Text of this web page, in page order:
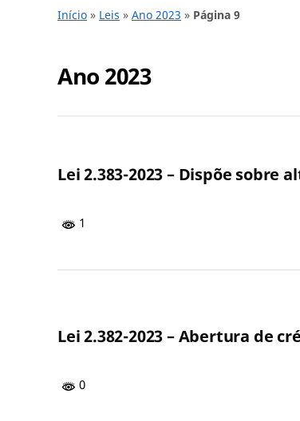
Início » Leis » Ano 2023 » Página 9
Ano 2023
Lei 2.383-2023 – Dispõe
1
Lei 2.382-2023 – Abertura de
0